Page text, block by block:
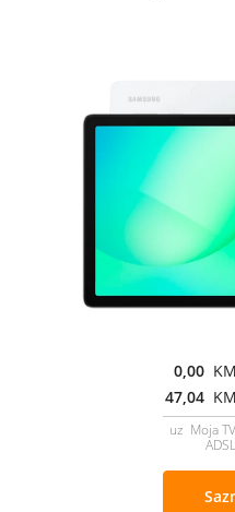
0,00
47,04
uz Moja